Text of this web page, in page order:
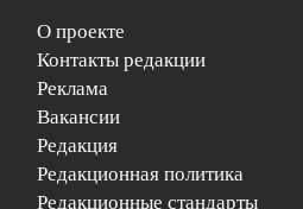
О проекте
Контакты редакции
Реклама
Вакансии
Редакция
Редакционная политика
Редакционные стандарты